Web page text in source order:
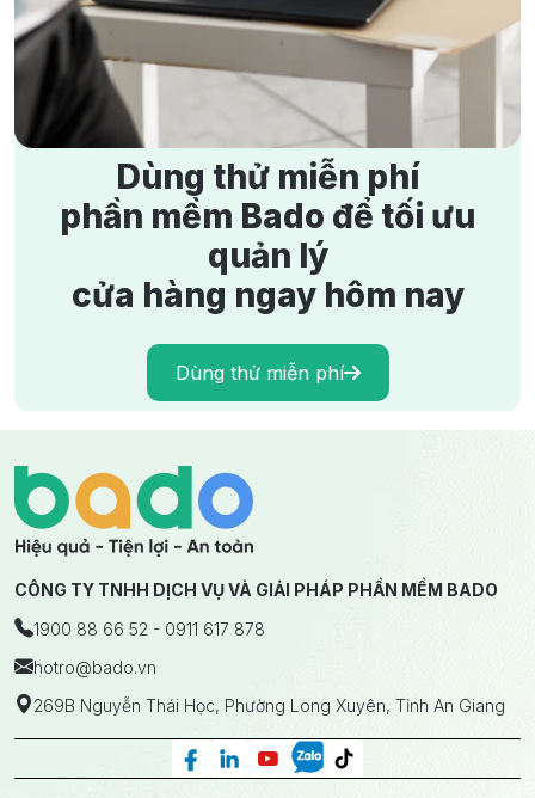
2026
15/5/2026
Dùng thử miễn phí
phần mềm Bado để tối ưu
quản lý
cửa hàng ngay hôm nay
Dùng thử miễn phí
CÔNG TY TNHH DỊCH VỤ VÀ GIẢI PHÁP PHẦN MỀM BADO
1900 88 66 52 - 0911 617 878
hotro@bado.vn
269B Nguyễn Thái Học, Phường Long Xuyên, Tỉnh An Giang